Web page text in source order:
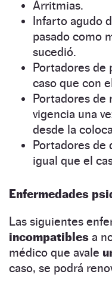
Arritmias.
Infarto agudo
pasado como
sucedió.
Portadores de
caso que con
Portadores de
vigencia una
desde la
Portadores de
igual que el
Enfermedades
Las siguientes
incompatibles a
médico que avale
caso, se podrá